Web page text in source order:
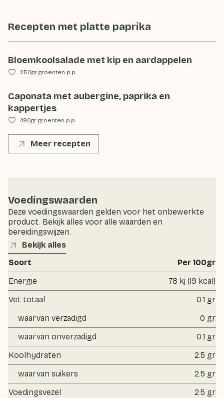
Recepten met platte paprika
Bloemkoolsalade met kip en aardappelen
250gr groenten p.p.
Caponata met aubergine, paprika en
kappertjes
490gr groenten p.p.
Meer recepten
Voedingswaarden
Deze voedingswaarden gelden voor het onbewerkte
product. Bekijk alles voor alle waarden en
bereidingswijzen.
Bekijk alles
Soort
Per 100gr
Energie
78 kj (19 kcal)
Vet totaal
0.1 gr
waarvan verzadigd
0 gr
waarvan onverzadigd
0.1 gr
Koolhydraten
2.5 gr
waarvan suikers
2.5 gr
Voedingsvezel
2.5 gr